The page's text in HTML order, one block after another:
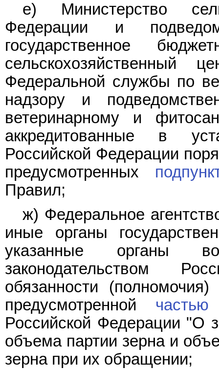
е) Министерство
Федерации и
государственное
сельскохозяйственный
Федеральной службы по
надзору и
ветеринарному и
аккредитованные в
Российской Федерации
предусмотренных
Правил;
ж) Федеральное
иные органы
указанные органы
законодательством
обязанности
предусмотренной
Российской Федерации "О
объема партии зерна и
зерна при их обращении;